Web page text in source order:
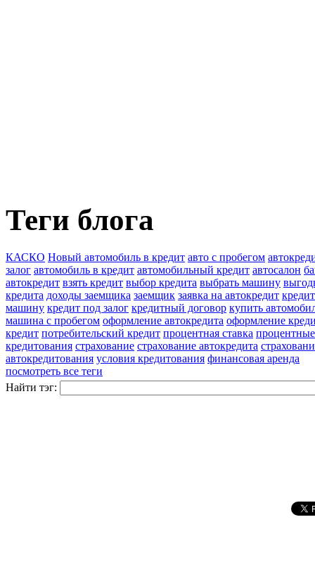
Теги блога
КАСКО Новый автомобиль в кредит авто с пробегом
залог автомобиль в кредит автомобильный кредит автосалон
автокредит взять кредит выбор кредита выбрать машину
кредита доходы заемщика заемщик заявка на автокредит кредит
машину кредит под залог кредитный договор купить
машина с пробегом оформление автокредита оформление
кредит потребительский кредит процентная ставка
кредитования страхование страхование автокредита
автокредитования условия кредитования финансовая аренда
посмотреть все теги
Найти тэг: